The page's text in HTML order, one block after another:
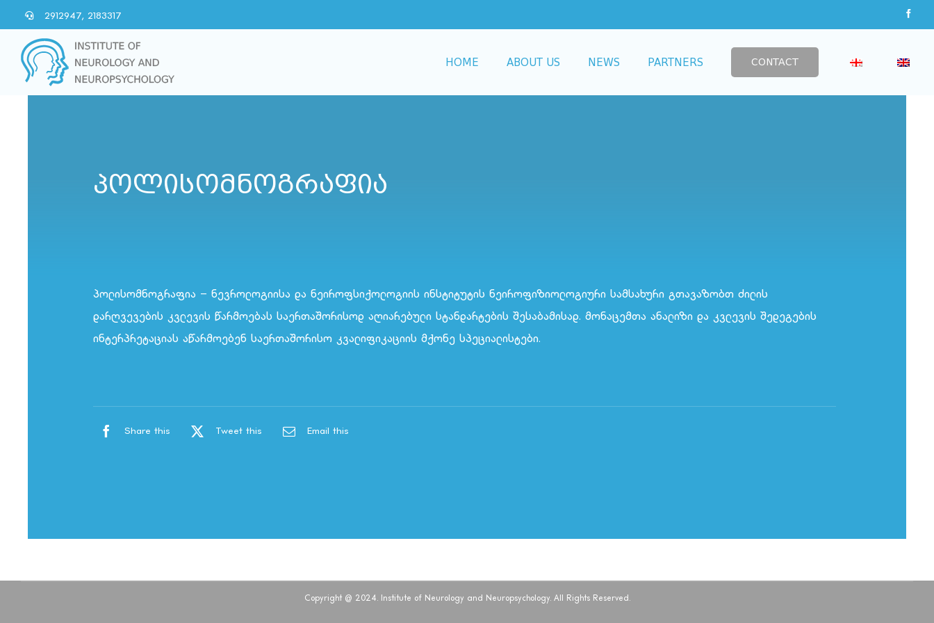
to
content
2912947, 2183317
HOME ABOUT US NEWS PARTNERS CONTACT
პოლისომნოგრაფია
პოლისომნოგრაფია – ნევროლოგიისა და ნეიროფსიქოლოგიის ინსტიტუტის ნეიროფიზიოლოგიური სამსახური გთავაზობთ ძილის
დარღვევების კვლევის წარმოებას საერთაშორისოდ აღიარებული სტანდარტების შესაბამისად. მონაცემთა ანალიზი და კვლევის შედეგების
ინტერპრეტაციას აწარმოებენ საერთაშორისო კვალიფიკაციის მქონე სპეციალისტები.
Share this Tweet this Email this
Copyright @ 2024. Institute of Neurology and Neuropsychology. All Rights Reserved.